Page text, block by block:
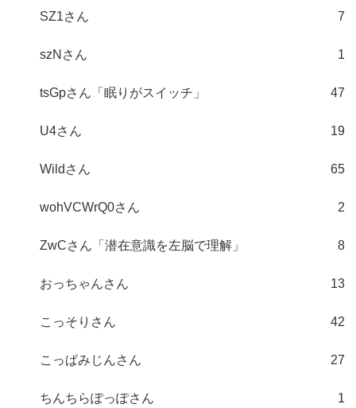
SZ1さん 7
szNさん 1
tsGpさん「眠りがスイッチ」 47
U4さん 19
Wildさん 65
wohVCWrQ0さん 2
ZwCさん「潜在意識を左脳で理解」 8
おっちゃんさん 13
こっそりさん 42
こっぱみじんさん 27
ちんちらぽっぽさん 1